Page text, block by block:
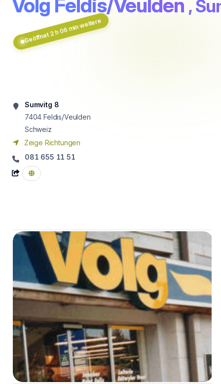
Volg Feldis/Veulden ,
Geöffnet 2 h 06 min weitere
Sumvitg 8
7404 Feldis/Veulden
Schweiz
Zeige Richtungen
081 655 11 51